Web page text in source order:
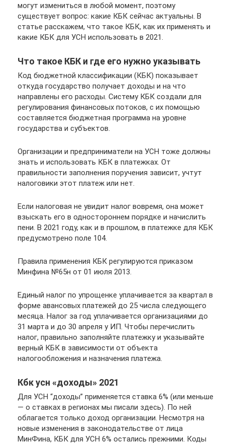
могут измениться в любой момент, поэтому
существует вопрос: какие КБК сейчас актуальны. В
статье расскажем, что такое КБК, как их применять и
какие КБК для УСН использовать в 2021.
Что такое КБК и где его нужно указывать
Код бюджетной классификации (КБК) показывает
откуда государство получает доходы и на что
направлены его расходы. Систему КБК создали для
регулирования финансовых потоков, с их помощью
составляется бюджетная программа на уровне
государства и субъектов.
Организации и предприниматели на УСН тоже должны
знать и использовать КБК в платежках. От
правильности заполнения поручения зависит, учтут
налоговики этот платеж или нет.
Если налоговая не увидит налог вовремя, она может
взыскать его в одностороннем порядке и начислить
пени. В 2021 году, как и в прошлом, в платежке для КБК
предусмотрено поле 104.
Правила применения КБК регулируются приказом
Минфина №65н от 01 июля 2013.
Единый налог по упрощенке уплачивается за квартал в
форме авансовых платежей до 25 числа следующего
месяца. Налог за год уплачивается организациями до
31 марта и до 30 апреля у ИП. Чтобы перечислить
налог, правильно заполняйте платежку и указывайте
верный КБК в зависимости от объекта
налогообложения и назначения платежа.
Кбк усн «доходы» 2021
Для УСН “доходы” применяется ставка 6% (или меньше
— о ставках в регионах мы писали здесь). По ней
облагается только доход организации. Несмотря на
новые изменения в законодательстве от лица
МинФина, КБК для УСН 6% остались прежними. Коды